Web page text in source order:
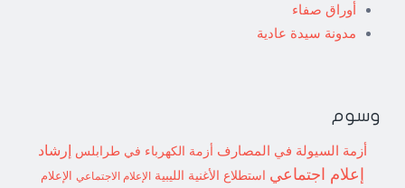
أوراق صفاء
مدونة سيدة عادية
وسوم
أزمة السيولة في المصارف أزمة الكهرباء في طرابلس إرشاد
إعلام اجتماعي استطلاع الأغنية الليبية الإعلام الاجتماعي
الإعلام